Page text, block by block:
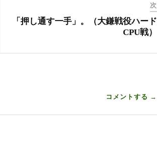
次
「押し通す一手」。（大鎌戦役ハード
CPU戦）
コメントする →